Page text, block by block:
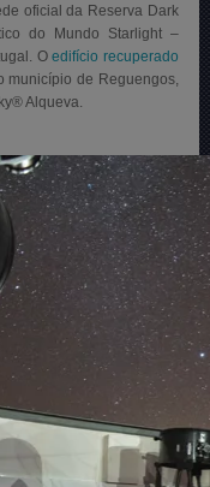
oficial da Reserva Dark
do Mundo Starlight –
Oedifício recuperado
município de Reguengos,
Alqueva.